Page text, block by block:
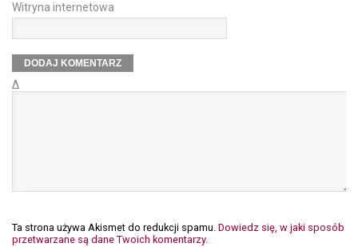
Witryna internetowa
Δ
Ta strona używa Akismet do redukcji spamu. Dowiedz się, w jaki sposób
przetwarzane są dane Twoich komentarzy.